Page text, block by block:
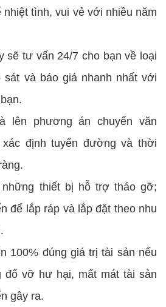
nhiệt tình, vui vẻ với nhiều năm
sẽ tư vấn 24/7 cho bạn về loại
sát và báo giá nhanh nhất với
lên phương án chuyển văn
định tuyến đường và thời
thiết bị hỗ trợ tháo gỡ;
để lắp ráp và lắp đặt theo nhu
100% đúng giá trị tài sản nếu
đổ vỡ hư hại, mất mát tài sản
gây ra.